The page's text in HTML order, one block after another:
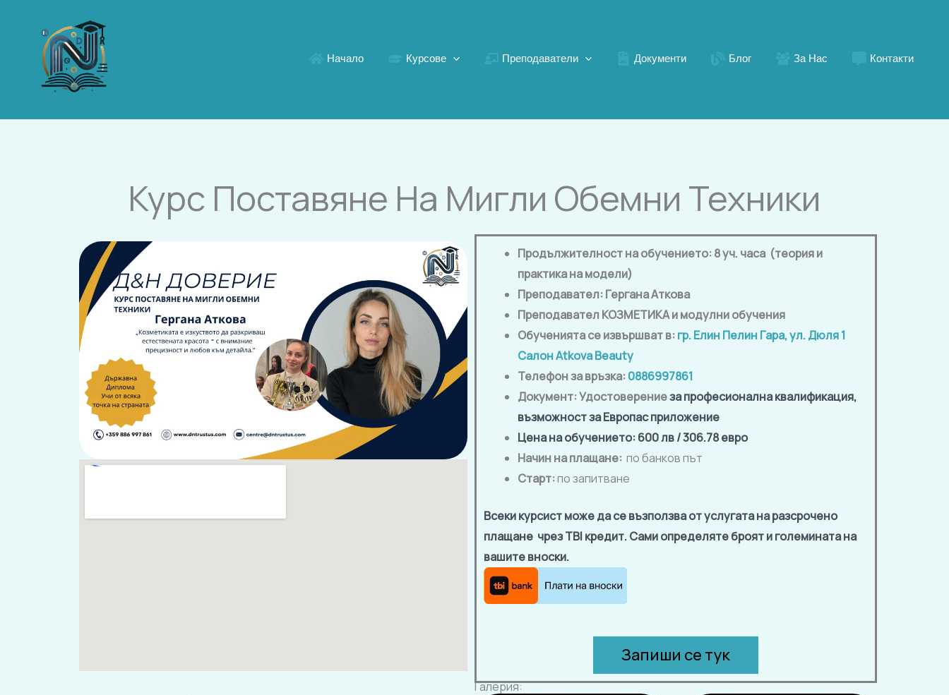
Начало Курсове Преподаватели Документи Блог За Нас Контакти
Курс Поставяне На Мигли Обемни Техники
Продължителност на обучението: 8 уч. часа (теория и
практика на модели)
Преподавател: Гергана Аткова
Преподавател КОЗМЕТИКА и модулни обучения
Обученията се извършват в: гр. Елин Пелин Гара, ул. Дюля 1
Салон Atkova Beauty
Телефон за връзка: 0886997861
Документ:Удостоверениеза професионална квалификация,
възможност за Европас приложение
Цена на обучението: 600лв/ 306.78 евро
Начин на плащане: по банков път
Старт:по запитване
Всеки курсист може да се възползва от услугата на разсрочено
плащане чрез TBI кредит. Сами определяте броят и големината на
вашите вноски.
Запиши се тук
Галерия: